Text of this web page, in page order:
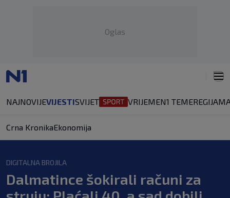
Oglas
NAJNOVIJEVIJESTISVIJET VRIJEMEN1 TEMEREGIJA
Crna KronikaEkonomija
DIGITALNA BROJILA
Dalmatince šokirali računi za